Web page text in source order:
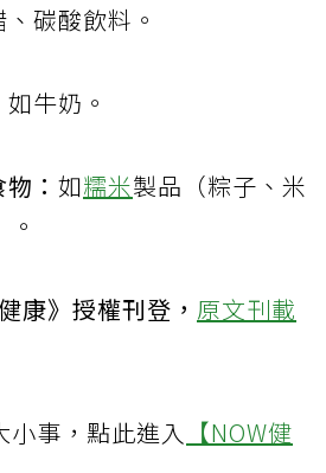
碳酸飲料。
如牛奶。
： 如糯米製品（粽子、米
康》授權刊登， 原文刊載
事，點此進入 【NOW健